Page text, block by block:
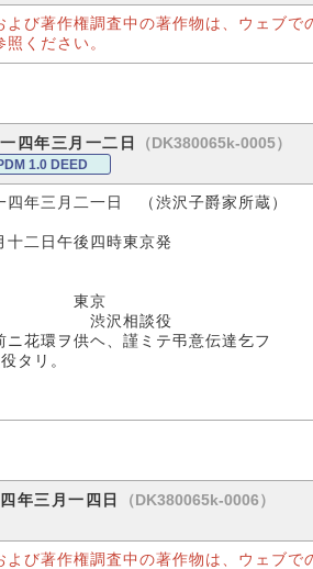
び著作権調査中の著作物は、ウェブで
照ください。
四年三月一二日
（DK380065k-0005）
1.0 DEED
年三月二一日 （渋沢子爵家所蔵）
時東京発
役
花環ヲ供ヘ、謹ミテ弔意伝達乞フ
タリ。
年三月一四日
（DK380065k-0006）
び著作権調査中の著作物は、ウェブで